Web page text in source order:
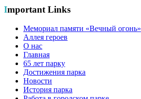
Important Links
Мемориал памяти «Вечный огонь»
Аллея героев
О нас
Главная
65 лет парку
Достижения парка
Новости
История парка